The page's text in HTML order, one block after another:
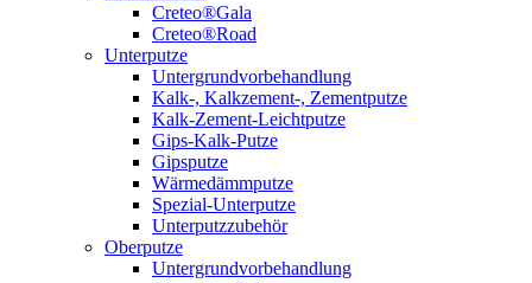
Creteo®Gala
Creteo®Road
Unterputze
Untergrundvorbehandlung
Kalk-, Kalkzement-, Zementputze
Kalk-Zement-Leichtputze
Gips-Kalk-Putze
Gipsputze
Wärmedämmputze
Spezial-Unterputze
Unterputzzubehör
Oberputze
Untergrundvorbehandlung